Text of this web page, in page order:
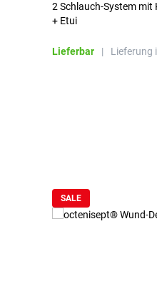
2 Schlauch-System
+ Etui
Lieferbar | Lieferung
SALE